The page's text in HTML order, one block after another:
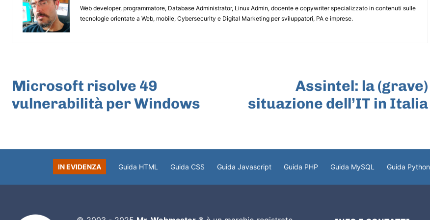
Web developer, programmatore, Database Administrator, Linux Admin, docente e copywriter specializzato in contenuti sulle
tecnologie orientate a Web, mobile, Cybersecurity e Digital Marketing per sviluppatori, PA e imprese.
Microsoft risolve 49
vulnerabilità per Windows
Assintel: la (grave)
situazione dell’IT in Italia
IN EVIDENZA Guida HTML Guida CSS Guida Javascript Guida PHP Guida MySQL Guida Python